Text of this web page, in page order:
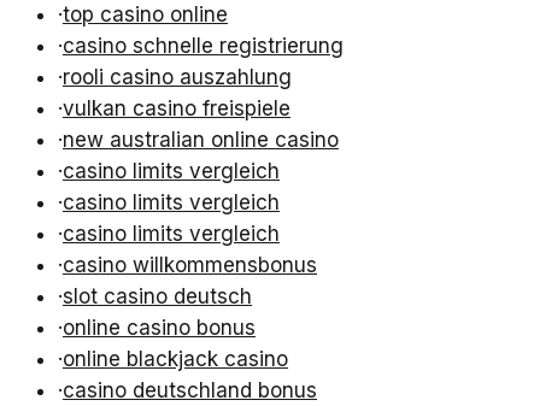
·top casino online
·casino schnelle registrierung
·rooli casino auszahlung
·vulkan casino freispiele
·new australian online casino
·casino limits vergleich
·casino limits vergleich
·casino limits vergleich
·casino willkommensbonus
·slot casino deutsch
·online casino bonus
·online blackjack casino
·casino deutschland bonus